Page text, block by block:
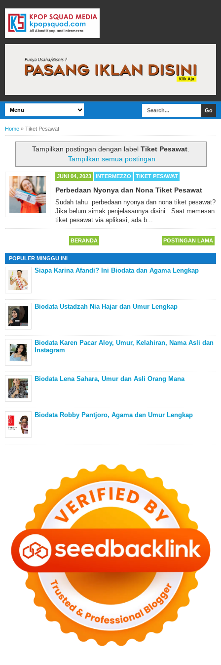
Home » Tiket Pesawat
Tampilkan postingan dengan label Tiket Pesawat.
Tampilkan semua postingan
JUNI 04, 2023 INTERMEZZO TIKET PESAWAT
Perbedaan Nyonya dan Nona Tiket Pesawat
Sudah tahu perbedaan nyonya dan nona tiket pesawat?
Jika belum simak penjelasannya disini. Saat memesan
tiket pesawat via aplikasi, ada b...
POSTINGAN LAMA
BERANDA
POPULER MINGGU INI
Siapa Karina Afandi? Ini Biodata dan Agama Lengkap
Biodata Ustadzah Nia Hajar dan Umur Lengkap
Biodata Karen Pacar Aloy, Umur, Kelahiran, Nama Asli dan
Instagram
Biodata Lena Sahara, Umur dan Asli Orang Mana
Biodata Robby Pantjoro, Agama dan Umur Lengkap